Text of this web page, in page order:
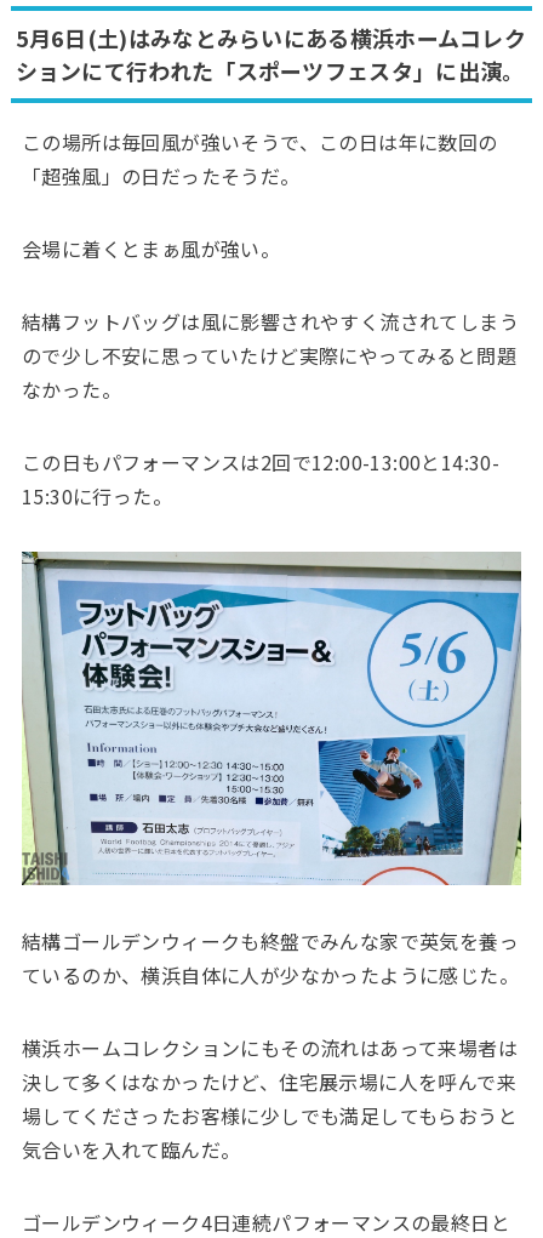
5月6日(土)はみなとみらいにある横浜ホームコレク
ションにて行われた「スポーツフェスタ」に出演。
この場所は毎回風が強いそうで、この日は年に数回の
「超強風」の日だったそうだ。
会場に着くとまぁ風が強い。
結構フットバッグは風に影響されやすく流されてしまう
ので少し不安に思っていたけど実際にやってみると問題
なかった。
この日もパフォーマンスは2回で12:00-13:00と14:30-
15:30に行った。
結構ゴールデンウィークも終盤でみんな家で英気を養っ
ているのか、横浜自体に人が少なかったように感じた。
横浜ホームコレクションにもその流れはあって来場者は
決して多くはなかったけど、住宅展示場に人を呼んで来
場してくださったお客様に少しでも満足してもらおうと
気合いを入れて臨んだ。
ゴールデンウィーク4日連続パフォーマンスの最終日と